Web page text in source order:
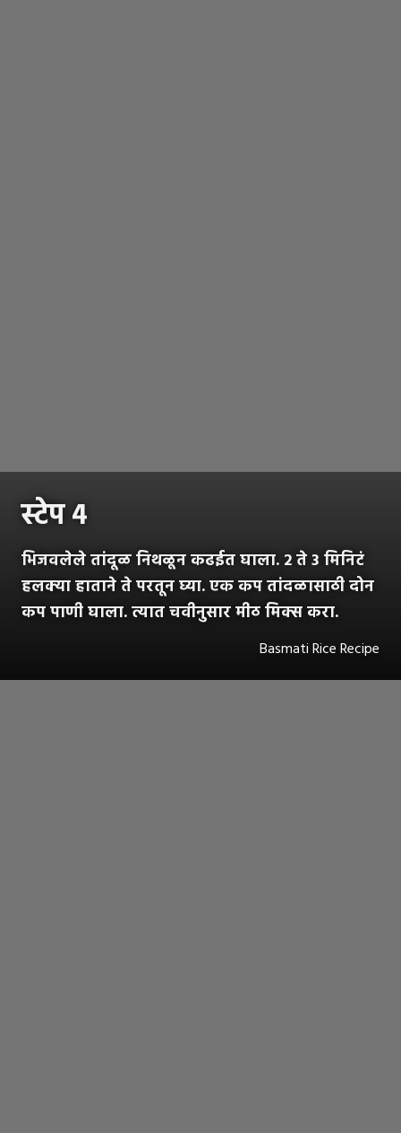
स्टेप ४
भिजवलेले तांदूळ निथळून कढईत घाला. 2 ते 3 मिनिटं
हलक्या हाताने ते परतून घ्या. एक कप तांदळासाठी दोन
कप पाणी घाला. त्यात चवीनुसार मीठ मिक्स करा.
Basmati Rice Recipe